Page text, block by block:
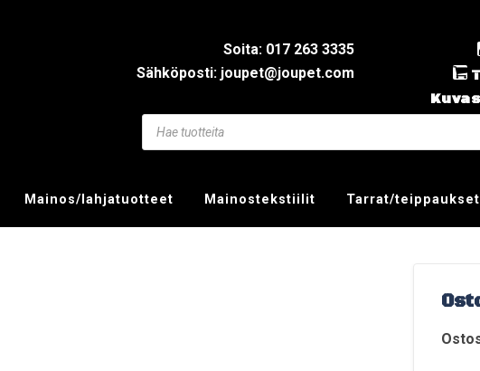
Soita: 017 263 3335
Sähköposti: joupet@joupet.com
Mainos/lahjatuotteet Mainostekstiilit Tarrat/teippaukset